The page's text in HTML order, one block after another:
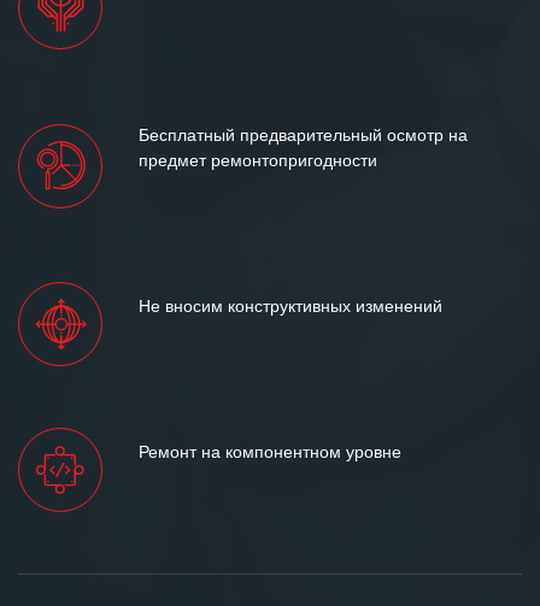
Бесплатный предварительный осмотр на
предмет ремонтопригодности
Не вносим конструктивных изменений
Ремонт на компонентном уровне